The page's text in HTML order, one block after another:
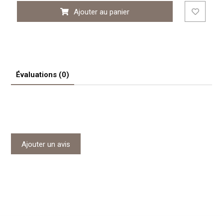
Ajouter au panier
Évaluations (0)
Ajouter un avis